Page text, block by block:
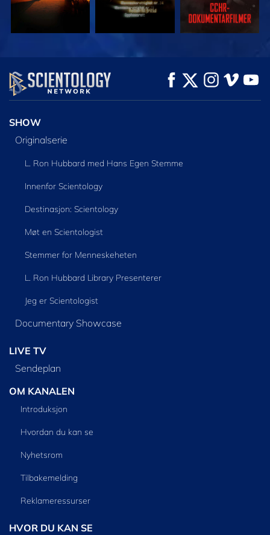
SE UTFORSK SERIEN
SHOW
Originalserie
L. Ron Hubbard med Hans Egen Stemme
Innenfor Scientology
Destinasjon: Scientology
Møt en Scientologist
Stemmer for Menneskeheten
L. Ron Hubbard Library Presenterer
Jeg er Scientologist
Documentary Showcase
LIVE TV
Sendeplan
OM KANALEN
Introduksjon
Hvordan du kan se
Nyhetsrom
Tilbakemelding
Reklameressurser
HVOR DU KAN SE